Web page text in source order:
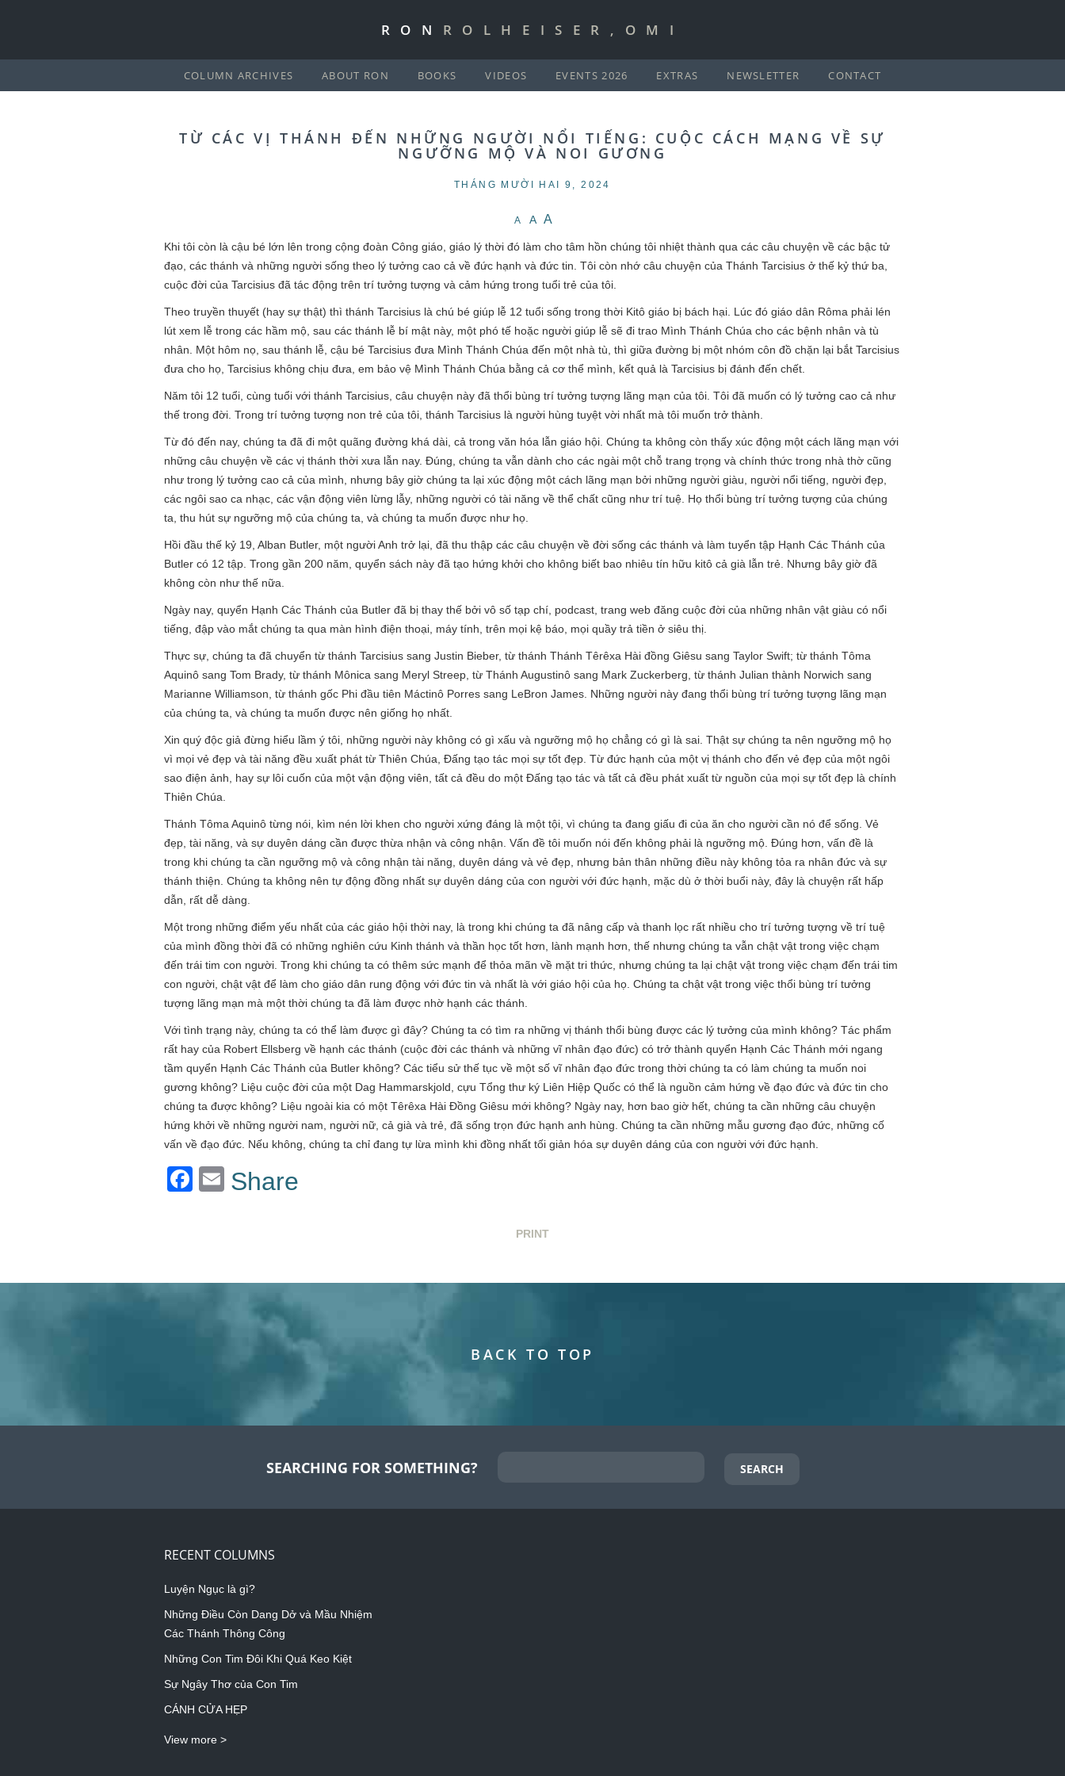
RON ROLHEISER,OMI
COLUMN ARCHIVES ABOUT RON BOOKS VIDEOS EVENTS 2026 EXTRAS NEWSLETTER CONTACT
TỪ CÁC VỊ THÁNH ĐẾN NHỮNG NGƯỜI NỔI TIẾNG: CUỘC CÁCH MẠNG VỀ SỰ
NGƯỠNG MỘ VÀ NOI GƯƠNG
THÁNG MƯỜI HAI 9, 2024
A A A
Khi tôi còn là cậu bé lớn lên trong cộng đoàn Công giáo, giáo lý thời đó làm cho tâm hồn chúng tôi nhiệt thành qua các câu chuyện về các bậc tử
đạo, các thánh và những người sống theo lý tưởng cao cả về đức hạnh và đức tin. Tôi còn nhớ câu chuyện của Thánh Tarcisius ở thế kỷ thứ ba,
cuộc đời của Tarcisius đã tác động trên trí tưởng tượng và cảm hứng trong tuổi trẻ của tôi.
Theo truyền thuyết (hay sự thật) thì thánh Tarcisius là chú bé giúp lễ 12 tuổi sống trong thời Kitô giáo bị bách hại. Lúc đó giáo dân Rôma phải lén
lút xem lễ trong các hầm mộ, sau các thánh lễ bí mật này, một phó tế hoặc người giúp lễ sẽ đi trao Mình Thánh Chúa cho các bệnh nhân và tù
nhân. Một hôm nọ, sau thánh lễ, cậu bé Tarcisius đưa Mình Thánh Chúa đến một nhà tù, thì giữa đường bị một nhóm côn đồ chặn lại bắt Tarcisius
đưa cho họ, Tarcisius không chịu đưa, em bảo vệ Mình Thánh Chúa bằng cả cơ thể mình, kết quả là Tarcisius bị đánh đến chết.
Năm tôi 12 tuổi, cùng tuổi với thánh Tarcisius, câu chuyện này đã thổi bùng trí tưởng tượng lãng mạn của tôi. Tôi đã muốn có lý tưởng cao cả như
thế trong đời. Trong trí tưởng tượng non trẻ của tôi, thánh Tarcisius là người hùng tuyệt vời nhất mà tôi muốn trở thành.
Từ đó đến nay, chúng ta đã đi một quãng đường khá dài, cả trong văn hóa lẫn giáo hội. Chúng ta không còn thấy xúc động một cách lãng mạn với
những câu chuyện về các vị thánh thời xưa lẫn nay. Đúng, chúng ta vẫn dành cho các ngài một chỗ trang trọng và chính thức trong nhà thờ cũng
như trong lý tưởng cao cả của mình, nhưng bây giờ chúng ta lại xúc động một cách lãng mạn bởi những người giàu, người nổi tiếng, người đẹp,
các ngôi sao ca nhạc, các vận động viên lừng lẫy, những người có tài năng về thể chất cũng như trí tuệ. Họ thổi bùng trí tưởng tượng của chúng
ta, thu hút sự ngưỡng mộ của chúng ta, và chúng ta muốn được như họ.
Hồi đầu thế kỷ 19, Alban Butler, một người Anh trở lại, đã thu thập các câu chuyện về đời sống các thánh và làm tuyển tập Hạnh Các Thánh của
Butler có 12 tập. Trong gần 200 năm, quyển sách này đã tạo hứng khởi cho không biết bao nhiêu tín hữu kitô cả già lẫn trẻ. Nhưng bây giờ đã
không còn như thế nữa.
Ngày nay, quyển Hạnh Các Thánh của Butler đã bị thay thế bởi vô số tạp chí, podcast, trang web đăng cuộc đời của những nhân vật giàu có nổi
tiếng, đập vào mắt chúng ta qua màn hình điện thoại, máy tính, trên mọi kệ báo, mọi quầy trả tiền ở siêu thị.
Thực sự, chúng ta đã chuyển từ thánh Tarcisius sang Justin Bieber, từ thánh Thánh Têrêxa Hài đồng Giêsu sang Taylor Swift; từ thánh Tôma
Aquinô sang Tom Brady, từ thánh Mônica sang Meryl Streep, từ Thánh Augustinô sang Mark Zuckerberg, từ thánh Julian thành Norwich sang
Marianne Williamson, từ thánh gốc Phi đầu tiên Máctinô Porres sang LeBron James. Những người này đang thổi bùng trí tưởng tượng lãng mạn
của chúng ta, và chúng ta muốn được nên giống họ nhất.
Xin quý độc giả đừng hiểu lầm ý tôi, những người này không có gì xấu và ngưỡng mộ họ chẳng có gì là sai. Thật sự chúng ta nên ngưỡng mộ họ
vì mọi vẻ đẹp và tài năng đều xuất phát từ Thiên Chúa, Đấng tạo tác mọi sự tốt đẹp. Từ đức hạnh của một vị thánh cho đến vẻ đẹp của một ngôi
sao điện ảnh, hay sự lôi cuốn của một vận động viên, tất cả đều do một Đấng tạo tác và tất cả đều phát xuất từ nguồn của mọi sự tốt đẹp là chính
Thiên Chúa.
Thánh Tôma Aquinô từng nói, kìm nén lời khen cho người xứng đáng là một tội, vì chúng ta đang giấu đi của ăn cho người cần nó để sống. Vẻ
đẹp, tài năng, và sự duyên dáng cần được thừa nhận và công nhận. Vấn đề tôi muốn nói đến không phải là ngưỡng mộ. Đúng hơn, vấn đề là
trong khi chúng ta cần ngưỡng mộ và công nhận tài năng, duyên dáng và vẻ đẹp, nhưng bản thân những điều này không tỏa ra nhân đức và sự
thánh thiện. Chúng ta không nên tự động đồng nhất sự duyên dáng của con người với đức hạnh, mặc dù ở thời buổi này, đây là chuyện rất hấp
dẫn, rất dễ dàng.
Một trong những điểm yếu nhất của các giáo hội thời nay, là trong khi chúng ta đã nâng cấp và thanh lọc rất nhiều cho trí tưởng tượng về trí tuệ
của mình đồng thời đã có những nghiên cứu Kinh thánh và thần học tốt hơn, lành mạnh hơn, thế nhưng chúng ta vẫn chật vật trong việc chạm
đến trái tim con người. Trong khi chúng ta có thêm sức mạnh để thỏa mãn về mặt tri thức, nhưng chúng ta lại chật vật trong việc chạm đến trái tim
con người, chật vật để làm cho giáo dân rung động với đức tin và nhất là với giáo hội của họ. Chúng ta chật vật trong việc thổi bùng trí tưởng
tượng lãng mạn mà một thời chúng ta đã làm được nhờ hạnh các thánh.
Với tình trạng này, chúng ta có thể làm được gì đây? Chúng ta có tìm ra những vị thánh thổi bùng được các lý tưởng của mình không? Tác phẩm
rất hay của Robert Ellsberg về hạnh các thánh (cuộc đời các thánh và những vĩ nhân đạo đức) có trở thành quyển Hạnh Các Thánh mới ngang
tầm quyển Hạnh Các Thánh của Butler không? Các tiểu sử thế tục về một số vĩ nhân đạo đức trong thời chúng ta có làm chúng ta muốn noi
gương không? Liệu cuộc đời của một Dag Hammarskjold, cựu Tổng thư ký Liên Hiệp Quốc có thể là nguồn cảm hứng về đạo đức và đức tin cho
chúng ta được không? Liệu ngoài kia có một Têrêxa Hài Đồng Giêsu mới không? Ngày nay, hơn bao giờ hết, chúng ta cần những câu chuyện
hứng khởi về những người nam, người nữ, cả già và trẻ, đã sống trọn đức hạnh anh hùng. Chúng ta cần những mẫu gương đạo đức, những cố
vấn về đạo đức. Nếu không, chúng ta chỉ đang tự lừa mình khi đồng nhất tối giản hóa sự duyên dáng của con người với đức hạnh.
Facebook
Email
Share
PRINT
BACK TO TOP
SEARCHING FOR SOMETHING?
RECENT COLUMNS
Luyện Ngục là gì?
Những Điều Còn Dang Dở và Mầu Nhiệm
Các Thánh Thông Công
Những Con Tim Đôi Khi Quá Keo Kiệt
Sự Ngây Thơ của Con Tim
CÁNH CỬA HẸP
View more >